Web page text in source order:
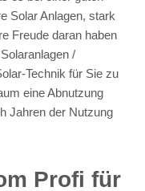
Solar Anlagen, stark
Freude daran haben
/
Technik für Sie zu
eine Abnutzung
Jahren der Nutzung
Profi für